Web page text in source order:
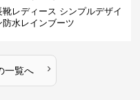
靴レディース シンプルデザイ
防水レインブーツ
一覧へ ›